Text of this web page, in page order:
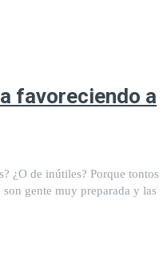
favoreciendo a
de inútiles? Porque tontos
gente muy preparada y las